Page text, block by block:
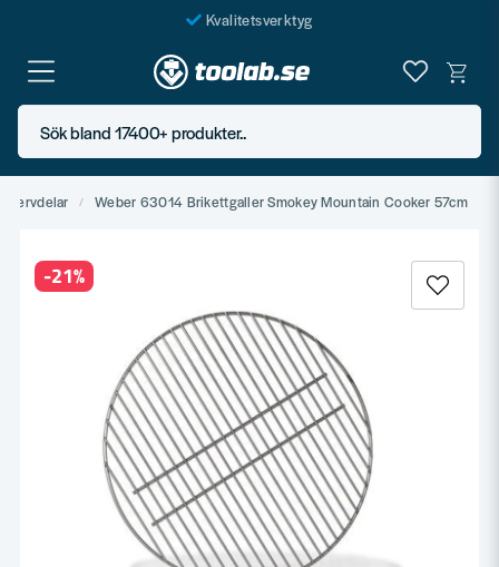
Kvalitetsverktyg
Fraktfritt över 999 SEK*
En järnhandel för alla
Butik i Göteborg
Sök bland 17400+ produkter..
Weber 63014 Brikettgaller Smokey Mountain Cooker 57cm
-21%